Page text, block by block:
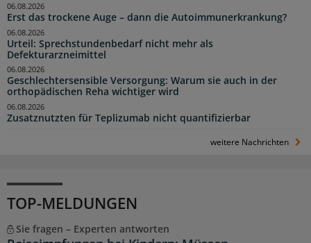
Erst das trockene Auge – dann die Autoimmunerkrankung?
06.08.2026
Urteil: Sprechstundenbedarf nicht mehr als
Defekturarzneimittel
06.08.2026
Geschlechtersensible Versorgung: Warum sie auch in der
orthopädischen Reha wichtiger wird
06.08.2026
Zusatznutzten für Teplizumab nicht quantifizierbar
06.08.2026
weitere Nachrichten
TOP-MELDUNGEN
Sie fragen – Experten antworten